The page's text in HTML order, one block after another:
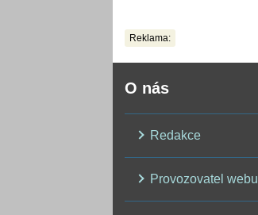
Reklama:
O nás
Redakce
Provozovatel webu